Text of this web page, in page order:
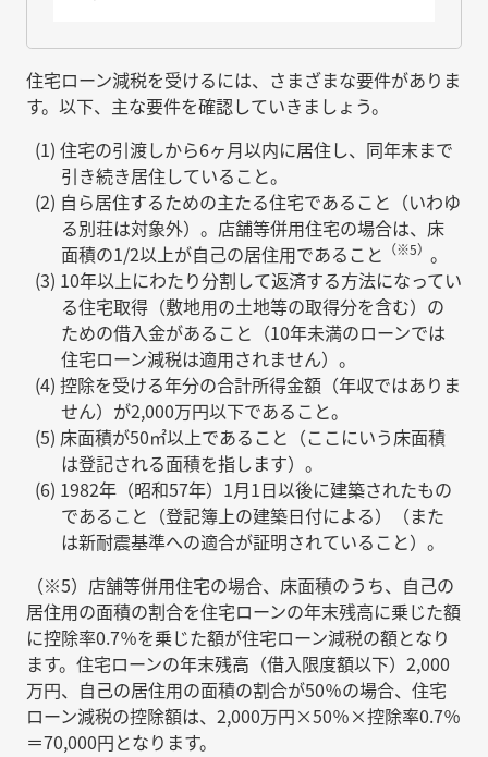
住宅ローン減税を受けるには、さまざまな要件がありま
す。以下、主な要件を確認していきましょう。
住宅の引渡しから6ヶ月以内に居住し、同年末まで
引き続き居住していること。
自ら居住するための主たる住宅であること（いわゆ
る別荘は対象外）。店舗等併用住宅の場合は、床
面積の1/2以上が自己の居住用であること （※5） 。
10年以上にわたり分割して返済する方法になってい
る住宅取得（敷地用の土地等の取得分を含む）の
ための借入金があること（10年未満のローンでは
住宅ローン減税は適用されません）。
控除を受ける年分の合計所得金額（年収ではありま
せん）が2,000万円以下であること。
床面積が50㎡以上であること（ここにいう床面積
は登記される面積を指します）。
1982年（昭和57年）1月1日以後に建築されたもの
であること（登記簿上の建築日付による）（また
は新耐震基準への適合が証明されていること）。
（※5）店舗等併用住宅の場合、床面積のうち、自己の
居住用の面積の割合を住宅ローンの年末残高に乗じた額
に控除率0.7％を乗じた額が住宅ローン減税の額となり
ます。住宅ローンの年末残高（借入限度額以下）2,000
万円、自己の居住用の面積の割合が50％の場合、住宅
ローン減税の控除額は、2,000万円×50％×控除率0.7％
＝70,000円となります。